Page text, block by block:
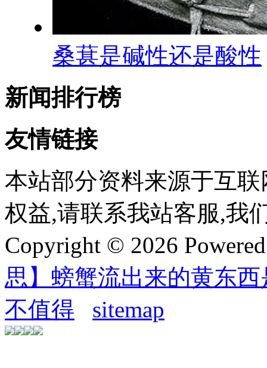
桑葚是碱性还是酸性
新闻排行榜
友情链接
本站部分资料来源于互
权益,请联系我站客服,我
Copyright © 2026
思】螃蟹流出来的黄东西
不值得
sitemap